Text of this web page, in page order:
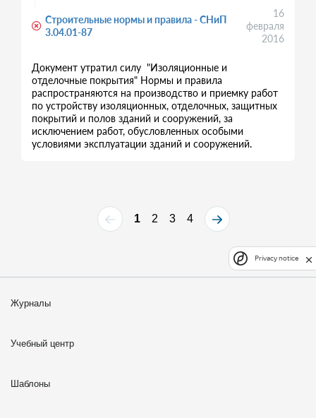
Строительные нормы и правила - СНиП
3.04.01-87
16
февраля
2016
Документ утратил силу "Изоляционные и
отделочные покрытия" Нормы и правила
распространяются на производство и приемку работ
по устройству изоляционных, отделочных, защитных
покрытий и полов зданий и сооружений, за
исключением работ, обусловленных особыми
условиями эксплуатации зданий и сооружений.
1 2 3 4
Журналы
Учебный центр
Шаблоны
Privacy notice